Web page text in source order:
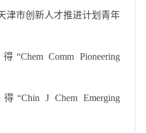
津市创新人才推进计划青年
“Chem Comm Pioneering
得“Chin J Chem Emerging